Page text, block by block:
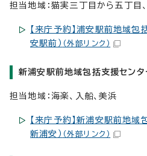
担当地域：猫実三丁目から五丁目
【来庁予約】浦安駅前地域包
安駅前） （外部リンク）
新浦安駅前地域包括支援センタ
担当地域：海楽、入船、美浜
【来庁予約】新浦安駅前地域
新浦安） （外部リンク）